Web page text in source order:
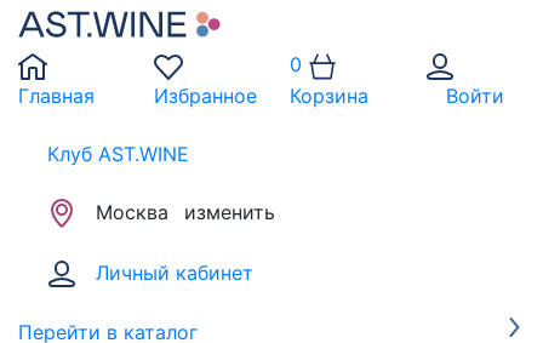
Главная Избранное
0
Корзина
Войти
Клуб AST.WINE
Москва изменить
Личный кабинет
Перейти в каталог